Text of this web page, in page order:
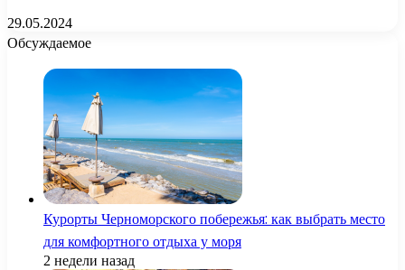
29.05.2024
Обсуждаемое
Курорты Черноморского побережья: как выбрать место
для комфортного отдыха у моря
2 недели назад